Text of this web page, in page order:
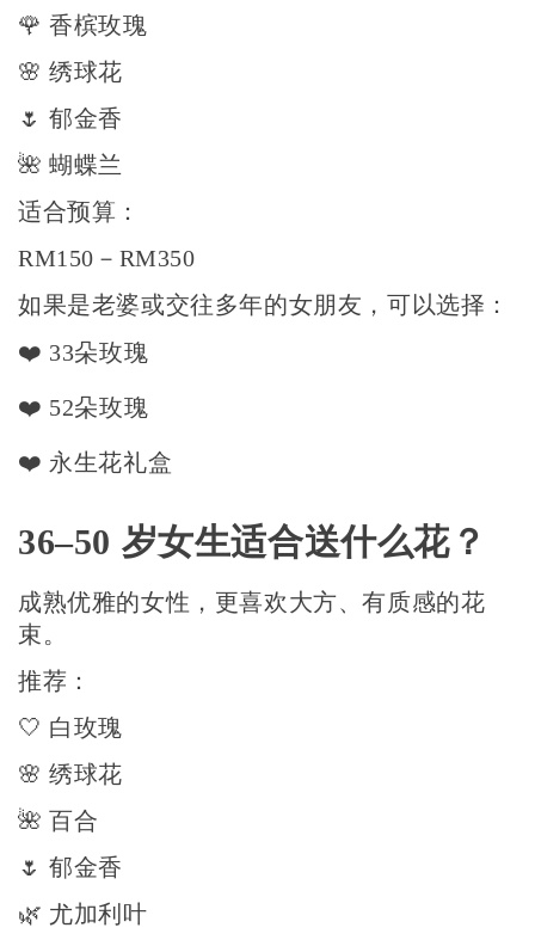
🌹 香槟玫瑰
🌸 绣球花
🌷 郁金香
🌺 蝴蝶兰
适合预算：
RM150－RM350
如果是老婆或交往多年的女朋友，可以选择：
❤️ 33朵玫瑰
❤️ 52朵玫瑰
❤️ 永生花礼盒
36–50 岁女生适合送什么花？
成熟优雅的女性，更喜欢大方、有质感的花
束。
推荐：
🤍 白玫瑰
🌸 绣球花
🌺 百合
🌷 郁金香
🌿 尤加利叶